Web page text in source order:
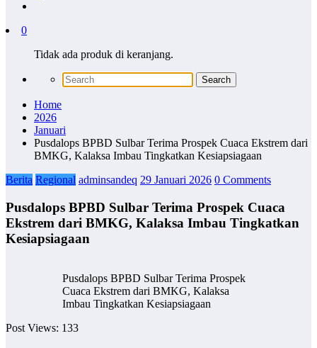
0
Tidak ada produk di keranjang.
Home
2026
Januari
Pusdalops BPBD Sulbar Terima Prospek Cuaca Ekstrem dari
BMKG, Kalaksa Imbau Tingkatkan Kesiapsiagaan
Berita Regional adminsandeq 29 Januari 2026 0 Comments
Pusdalops BPBD Sulbar Terima Prospek Cuaca
Ekstrem dari BMKG, Kalaksa Imbau Tingkatkan
Kesiapsiagaan
Pusdalops BPBD Sulbar Terima Prospek
Cuaca Ekstrem dari BMKG, Kalaksa
Imbau Tingkatkan Kesiapsiagaan
Post Views: 133